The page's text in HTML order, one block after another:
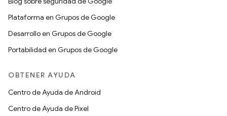
Plataforma en Grupos de Google
Desarrollo en Grupos de Google
Portabilidad en Grupos de Google
OBTENER AYUDA
Centro de Ayuda de Android
Centro de Ayuda de Pixel